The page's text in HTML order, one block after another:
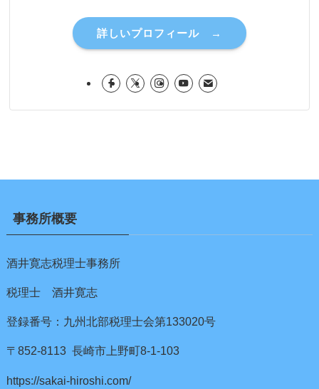
詳しいプロフィール →
事務所概要
酒井寛志税理士事務所
税理士 酒井寛志
登録番号：九州北部税理士会第133020号
〒852-8113 長崎市上野町8-1-103
https://sakai-hiroshi.com/